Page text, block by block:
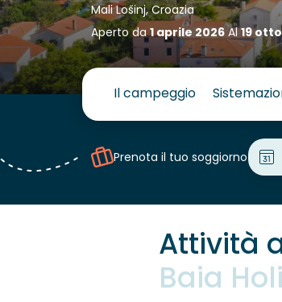
Mali Lošinj, Croazia
Aperto da1 aprile 2026Al19
Il campeggio
Prenota il tuo soggiorno
Attività
Baia